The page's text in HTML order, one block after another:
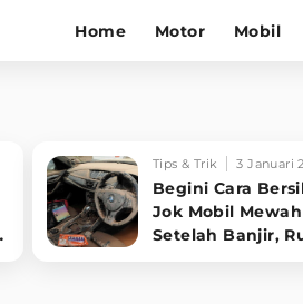
Home Motor Mobil
Tips & Trik 3 Januari
Begini Cara
Jok Mobil Mewah
Setelah Banjir,